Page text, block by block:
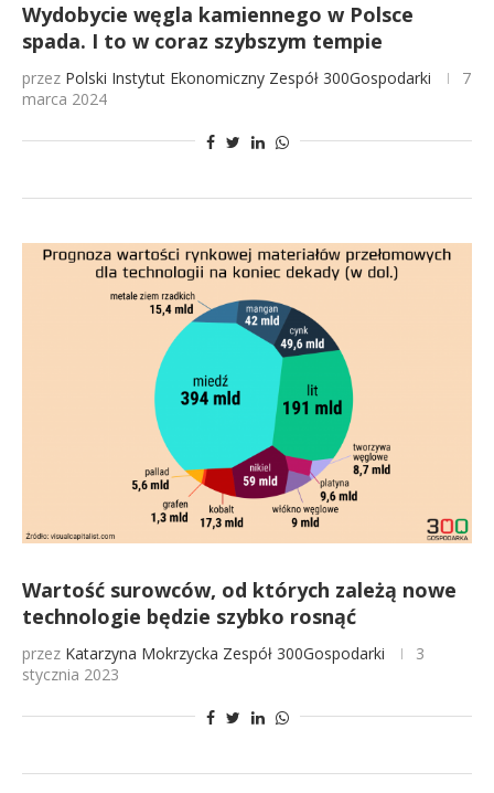
Wydobycie węgla kamiennego w Polsce
spada. I to w coraz szybszym tempie
przez Polski Instytut Ekonomiczny Zespół 300Gospodarki
7
marca 2024
Wartość surowców, od których zależą nowe
technologie będzie szybko rosnąć
przez Katarzyna Mokrzycka Zespół 300Gospodarki
3
stycznia 2023